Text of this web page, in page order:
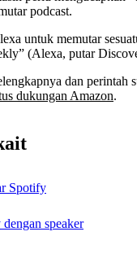
podcast.
untuk memutar
(Alexa, putar
dan perintah
dukungan Amazon.
Spotify
speaker